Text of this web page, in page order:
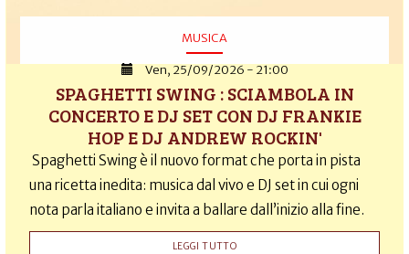
MUSICA
Ven, 25/09/2026 - 21:00
SPAGHETTI SWING : SCIAMBOLA IN
CONCERTO E DJ SET CON DJ FRANKIE
HOP E DJ ANDREW ROCKIN'
Spaghetti Swing è il nuovo format che porta in pista
una ricetta inedita: musica dal vivo e DJ set in cui ogni
nota parla italiano e invita a ballare dall’inizio alla fine.
LEGGI TUTTO